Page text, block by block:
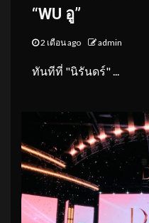
“WU อู”
2 เดือน ago admin
ทันทีที่ "นิรันดร์" ...